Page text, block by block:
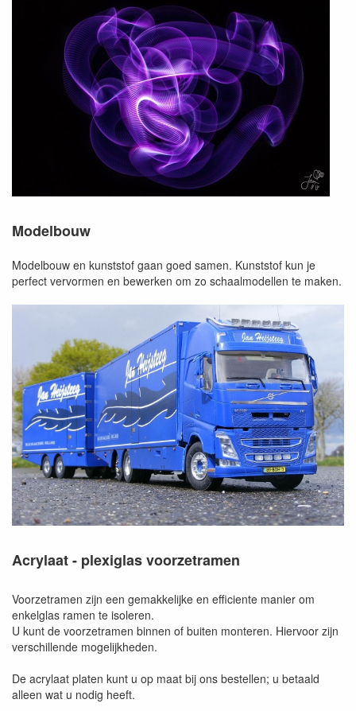
Modelbouw
Modelbouw en kunststof gaan goed samen. Kunststof kun je
perfect vervormen en bewerken om zo schaalmodellen te maken.
Acrylaat - plexiglas voorzetramen
Voorzetramen zijn een gemakkelijke en efficiente manier om
enkelglas ramen te isoleren.
U kunt de voorzetramen binnen of buiten monteren. Hiervoor zijn
verschillende mogelijkheden.
De acrylaat platen kunt u op maat bij ons bestellen; u betaald
alleen wat u nodig heeft.